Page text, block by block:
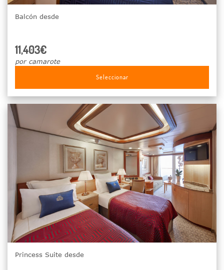
Balcón desde
11,403€
por camarote
Seleccionar
Princess Suite desde